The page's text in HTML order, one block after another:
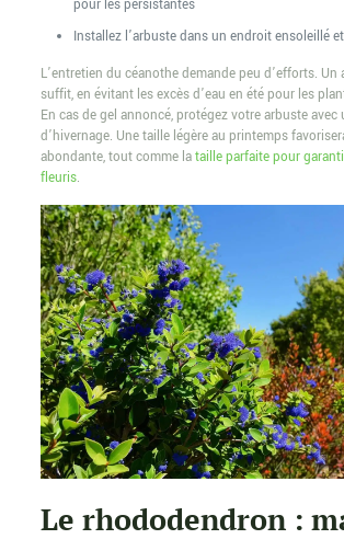
pour les persistantes
Installez l’arbuste dans un endroit ensoleillé
L’entretien du céanothe demande peu d’efforts. Un
suffit, en évitant les excès d’eau en été pour les
En cas de gel annoncé, protégez votre arbuste avec
d’hivernage. Une taille légère au printemps
abondante, tout comme lataille parfaite pour
fleuris.
Le rhododendron :